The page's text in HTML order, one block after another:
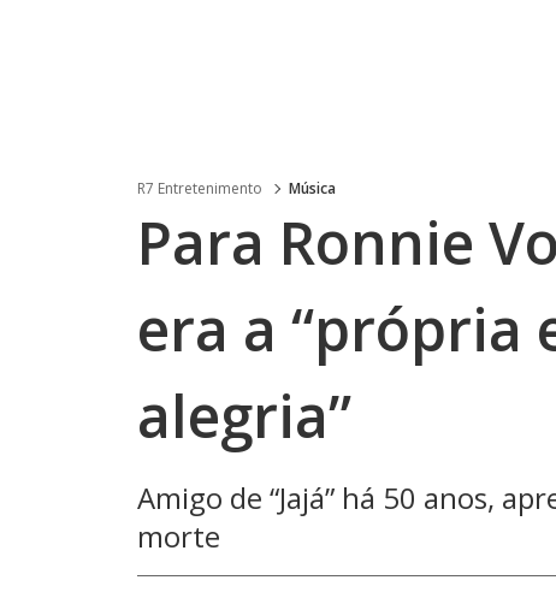
R7 Entretenimento Música
Para Ronnie
era a “própria
alegria”
Amigo de “Jajá” há 50 anos,
morte